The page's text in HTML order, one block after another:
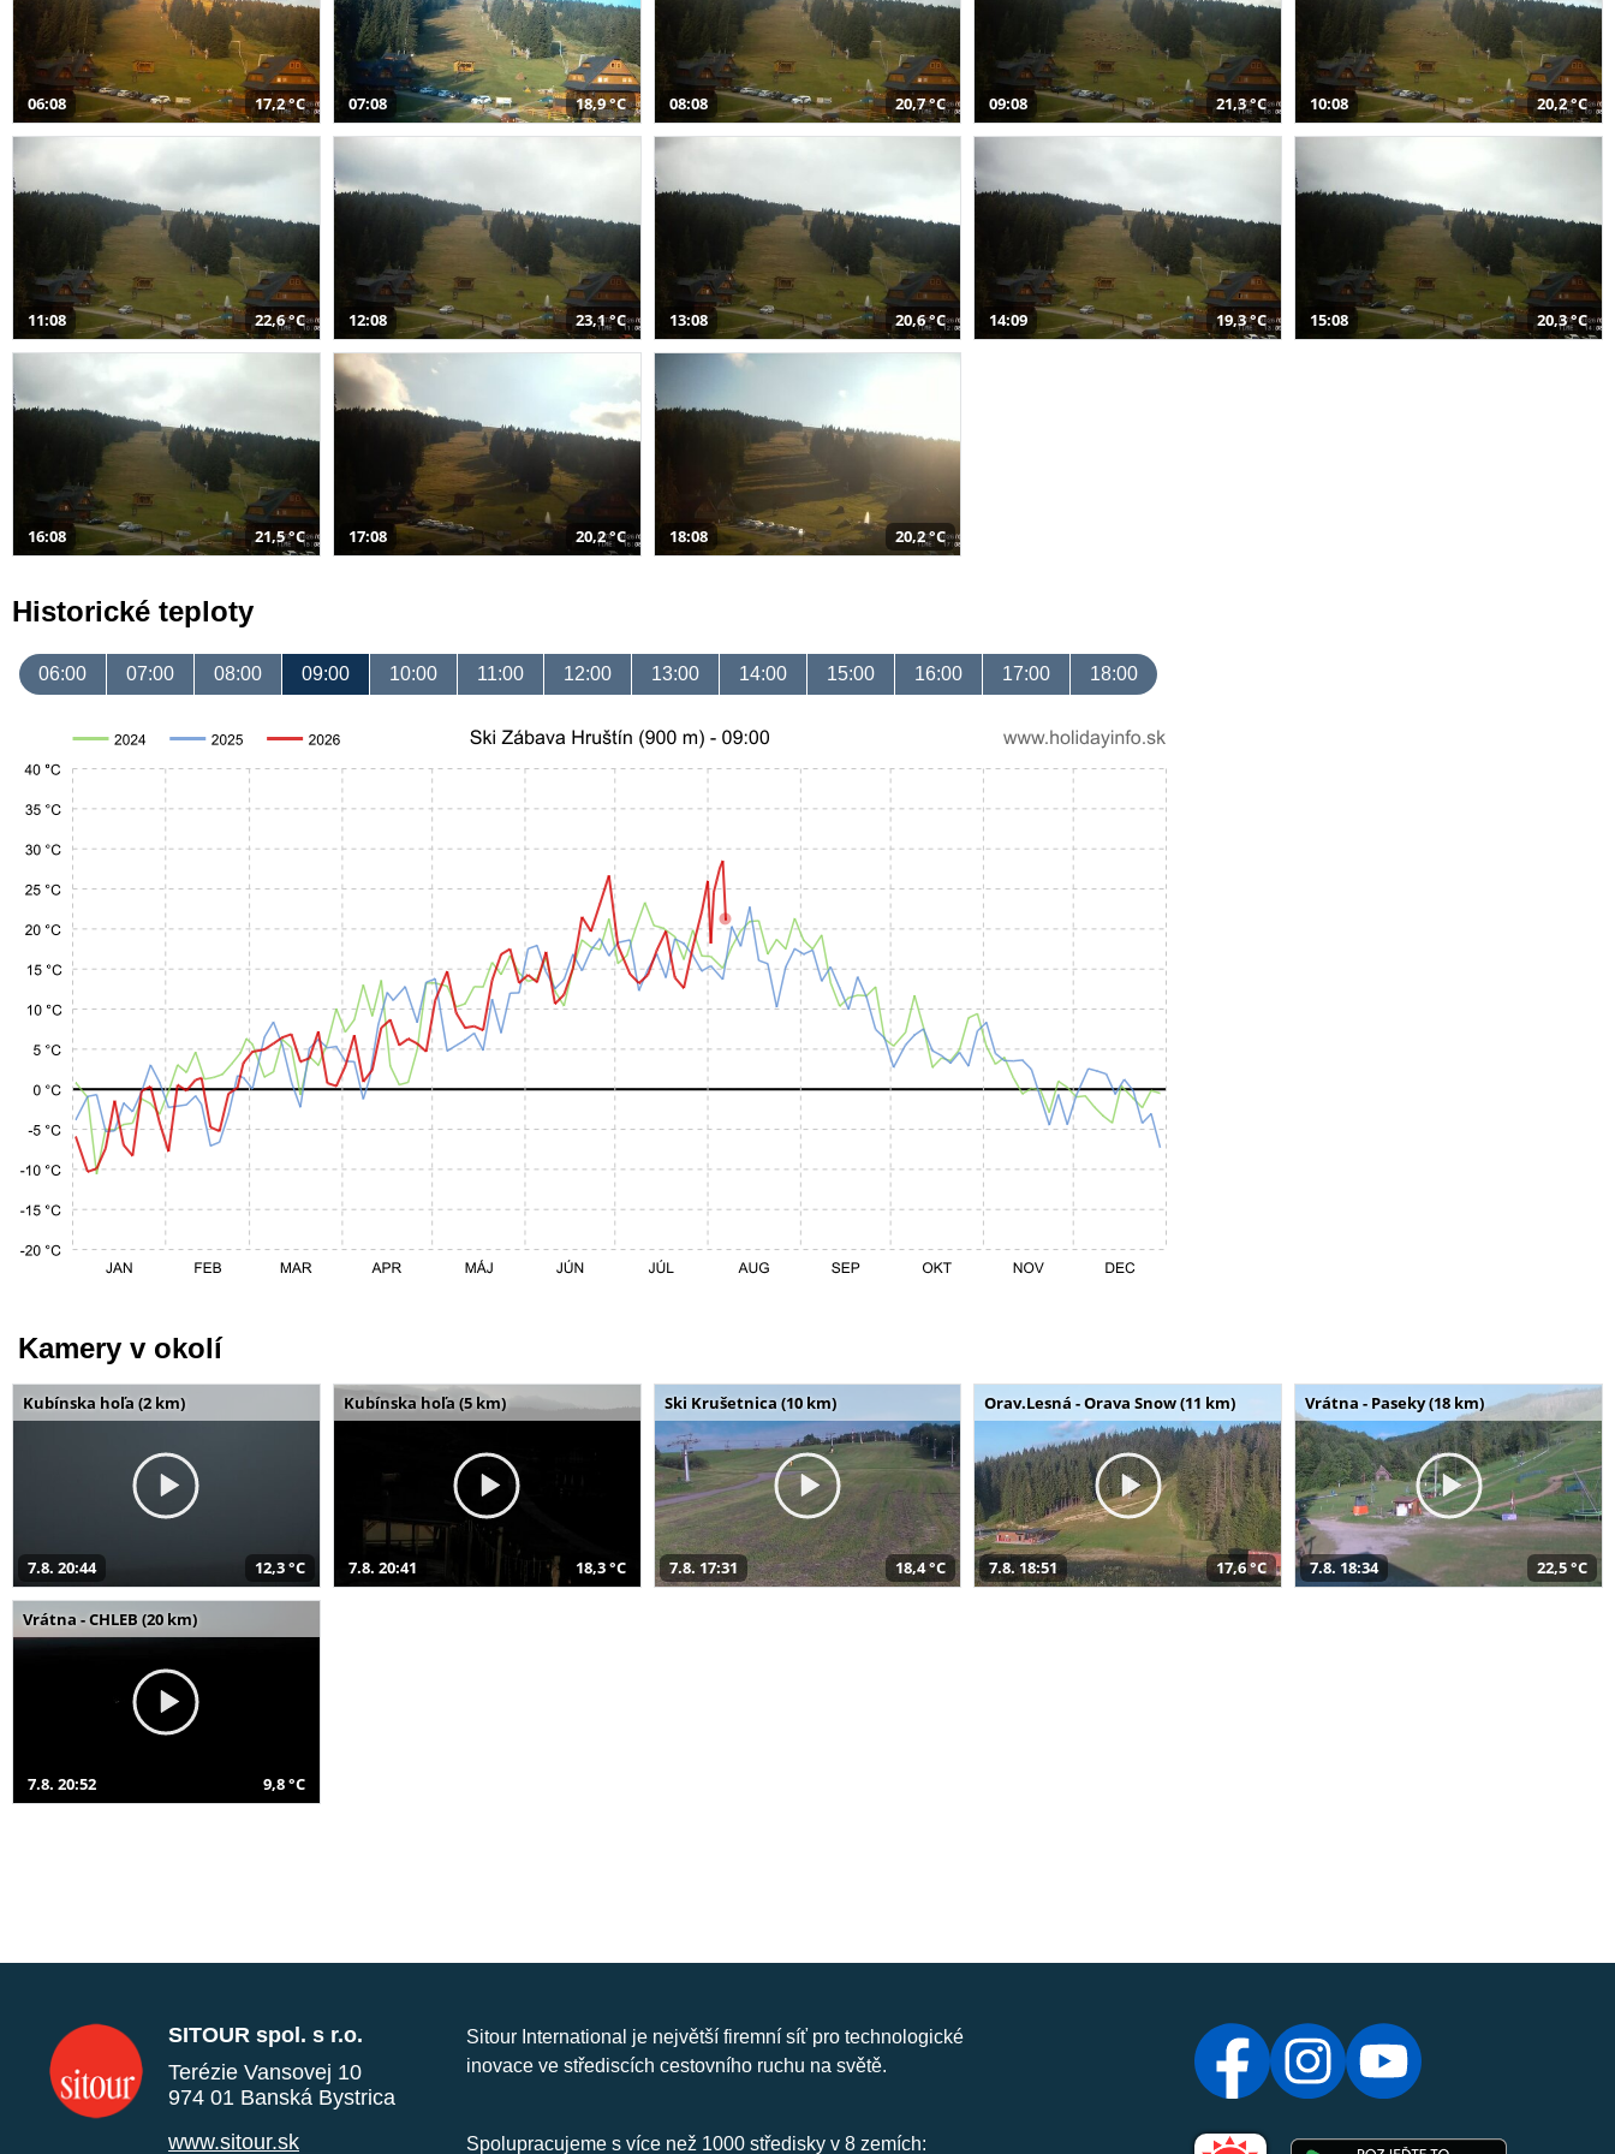
06:08 17,2 °C 07:08 18,9 °C 08:08 20,7 °C 09:08 21,3 °C 10:08 20,2 °C
11:08 22,6 °C 12:08 23,1 °C 13:08 20,6 °C 14:09 19,3 °C 15:08 20,3 °C
16:08 21,5 °C 17:08 20,2 °C 18:08 20,2 °C
Historické teploty
06:00 07:00 08:00 09:00 10:00 11:00 12:00 13:00 14:00 15:00 16:00 17:00 18:00
Kamery v okolí
Kubínska hoľa (2 km)
7.8. 20:44 12,3 °C
Kubínska hoľa (5 km)
7.8. 20:41 18,3 °C
Ski Krušetnica (10 km)
7.8. 17:31 18,4 °C
Orav.Lesná - Orava Snow (11 km)
7.8. 18:51 17,6 °C
Vrátna - Paseky (18 km)
7.8. 18:34 22,5 °C
Vrátna - CHLEB (20 km)
7.8. 20:52 9,8 °C
SITOUR spol. s r.o.
Terézie Vansovej 10
974 01 Banská Bystrica
www.sitour.sk
Sitour International je největší firemní síť pro technologické
inovace ve střediscích cestovního ruchu na světě.
Spolupracujeme s více než 1000 středisky v 8 zemích: